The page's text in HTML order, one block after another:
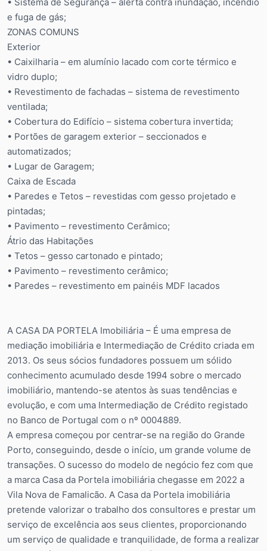
e fuga de gás;
ZONAS COMUNS
Exterior
• Caixilharia – em alumínio lacado com corte térmico e
vidro duplo;
• Revestimento de fachadas – sistema de revestimento
ventilada;
• Cobertura do Edifício – sistema cobertura invertida;
• Portões de garagem exterior – seccionados e
automatizados;
• Lugar de Garagem;
Caixa de Escada
• Paredes e Tetos – revestidas com gesso projetado e
pintadas;
• Pavimento – revestimento Cerâmico;
Átrio das Habitações
• Tetos – gesso cartonado e pintado;
• Pavimento – revestimento cerâmico;
• Paredes – revestimento em painéis MDF lacados
A CASA DA PORTELA Imobiliária – É uma empresa de
mediação imobiliária e Intermediação de Crédito criada em
2013. Os seus sócios fundadores possuem um sólido
conhecimento acumulado desde 1994 sobre o mercado
imobiliário, mantendo-se atentos às suas tendências e
evolução, e com uma Intermediação de Crédito registado
no Banco de Portugal com o nº 0004889.
A empresa começou por centrar-se na região do Grande
Porto, conseguindo, desde o início, um grande volume de
transações. O sucesso do modelo de negócio fez com que
a marca Casa da Portela imobiliária chegasse em 2022 a
Vila Nova de Famalicão. A Casa da Portela imobiliária
pretende valorizar o trabalho dos consultores e prestar um
serviço de excelência aos seus clientes, proporcionando
um serviço de qualidade e tranquilidade, de forma a realizar